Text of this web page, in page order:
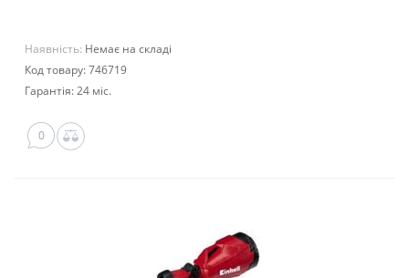
Наявність: Немає на складі
Код товару: 746719
Гарантія: 24 міс.
0